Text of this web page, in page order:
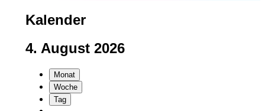
Kalender
4. August 2026
Monat
Woche
Tag